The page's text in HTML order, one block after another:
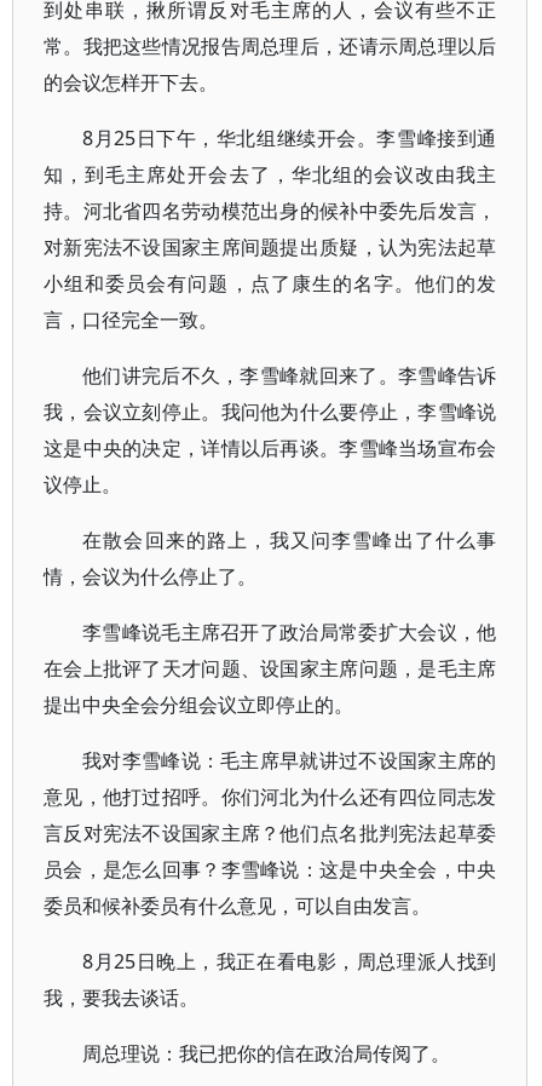
到处串联，揪所谓反对毛主席的人，会议有些不正
常。我把这些情况报告周总理后，还请示周总理以后
的会议怎样开下去。
8月25日下午，华北组继续开会。李雪峰接到通
知，到毛主席处开会去了，华北组的会议改由我主
持。河北省四名劳动模范出身的候补中委先后发言，
对新宪法不设国家主席间题提出质疑，认为宪法起草
小组和委员会有问题，点了康生的名字。他们的发
言，口径完全一致。
他们讲完后不久，李雪峰就回来了。李雪峰告诉
我，会议立刻停止。我问他为什么要停止，李雪峰说
这是中央的决定，详情以后再谈。李雪峰当场宣布会
议停止。
在散会回来的路上，我又问李雪峰出了什么事
情，会议为什么停止了。
李雪峰说毛主席召开了政治局常委扩大会议，他
在会上批评了天才问题、设国家主席问题，是毛主席
提出中央全会分组会议立即停止的。
我对李雪峰说：毛主席早就讲过不设国家主席的
意见，他打过招呼。你们河北为什么还有四位同志发
言反对宪法不设国家主席？他们点名批判宪法起草委
员会，是怎么回事？李雪峰说：这是中央全会，中央
委员和候补委员有什么意见，可以自由发言。
8月25日晚上，我正在看电影，周总理派人找到
我，要我去谈话。
周总理说：我已把你的信在政治局传阅了。